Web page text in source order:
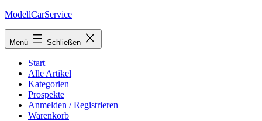
Zum
springen
ModellCarService
Menü Schließen
Start
Alle Artikel
Kategorien
Prospekte
Anmelden / Registrieren
Warenkorb